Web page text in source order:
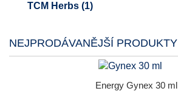
TCM Herbs (1)
NEJPRODÁVANĚJŠÍ PRODUKTY
Energy Gynex 30 ml